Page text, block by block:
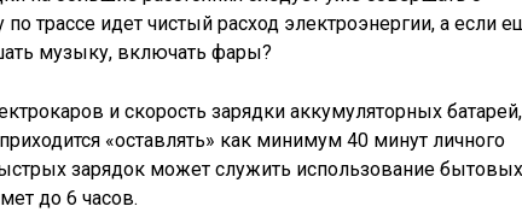
трассе идет чистый расход электроэнергии, а если
музыку, включать фары?
и скорость зарядки аккумуляторных батарей,
«оставлять» как минимум 40 минут личного
зарядок может служить использование бытовых
до 6 часов.